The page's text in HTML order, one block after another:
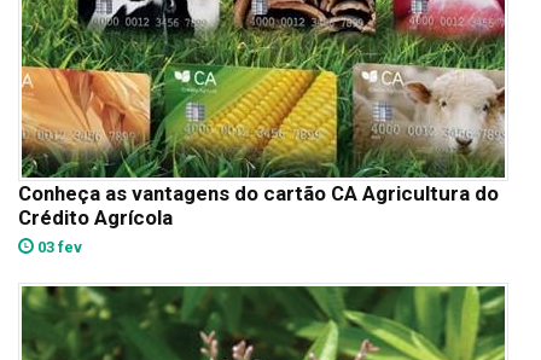
Conheça as vantagens do cartão CA Agricultura do
Crédito Agrícola
03 fev